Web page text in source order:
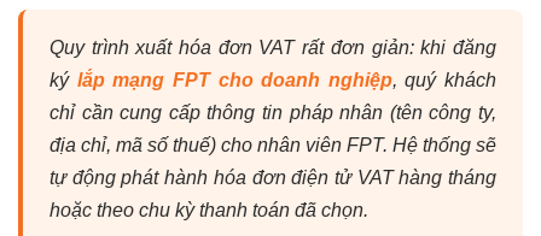
Quy trình xuất hóa đơn VAT rất đơn giản: khi đăng
ký lắp mạng FPT cho doanh nghiệp, quý khách
chỉ cần cung cấp thông tin pháp nhân (tên công ty,
địa chỉ, mã số thuế) cho nhân viên FPT. Hệ thống sẽ
tự động phát hành hóa đơn điện tử VAT hàng tháng
hoặc theo chu kỳ thanh toán đã chọn.